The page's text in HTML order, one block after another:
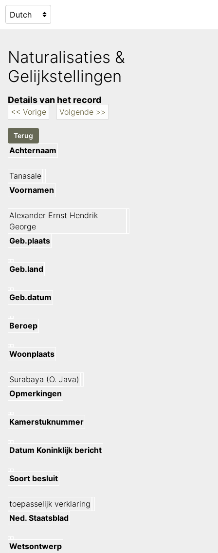
Naturalisaties &
Gelijkstellingen
Details van het record
<< Vorige Volgende >>
Achternaam
Tanasale
Voornamen
Alexander Ernst Hendrik
George
Geb.plaats
Geb.land
Geb.datum
Beroep
Woonplaats
Surabaya (O. Java)
Opmerkingen
Kamerstuknummer
Datum Koninklijk bericht
Soort besluit
toepasselijk verklaring
Ned. Staatsblad
Wetsontwerp